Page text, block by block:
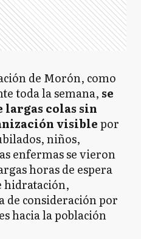
de Morón, como
toda la semana, se
colas sin
visiblepor
niños,
enfermas se vieron
horas de espera
hidratación,
de consideración por
hacia la población